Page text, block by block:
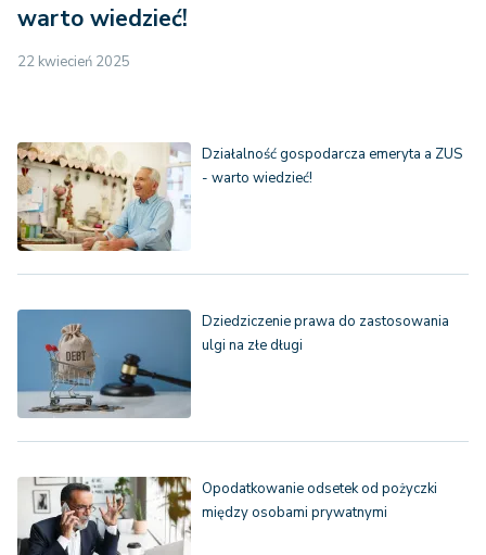
warto wiedzieć!
22 kwiecień 2025
Działalność gospodarcza emeryta a ZUS
- warto wiedzieć!
Dziedziczenie prawa do zastosowania
ulgi na złe długi
Opodatkowanie odsetek od pożyczki
między osobami prywatnymi